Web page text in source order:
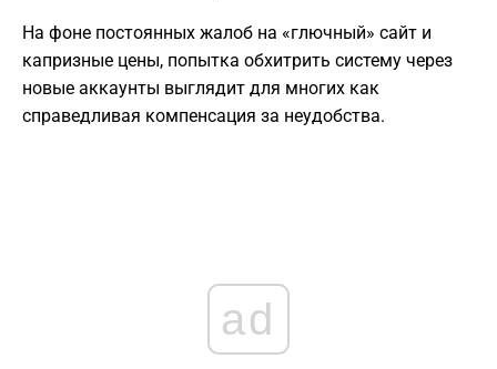
На фоне постоянных жалоб на «глючный» сайт и
капризные цены, попытка обхитрить систему через
новые аккаунты выглядит для многих как
справедливая компенсация за неудобства.
ad